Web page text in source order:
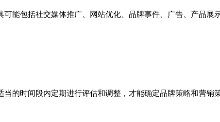
能包括社交媒体推广、网站优化、品牌事件、广告、产品
的时间段内定期进行评估和调整，才能确定品牌策略和营销